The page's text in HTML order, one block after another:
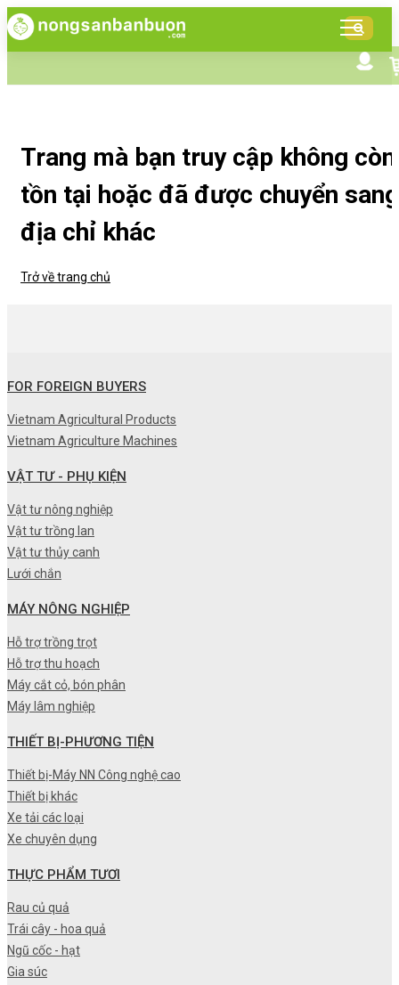
MỤC
Trang mà bạn truy cập không còn
tồn tại hoặc đã được chuyển sang
địa chỉ khác
Trở về trang chủ
FOR FOREIGN BUYERS
Vietnam Agricultural Products
Vietnam Agriculture Machines
VẬT TƯ - PHỤ KIỆN
Vật tư nông nghiệp
Vật tư trồng lan
Vật tư thủy canh
Lưới chắn
MÁY NÔNG NGHIỆP
Hỗ trợ trồng trọt
Hỗ trợ thu hoạch
Máy cắt cỏ, bón phân
Máy lâm nghiệp
THIẾT BỊ-PHƯƠNG TIỆN
Thiết bị-Máy NN Công nghệ cao
Thiết bị khác
Xe tải các loại
Xe chuyên dụng
THỰC PHẨM TƯƠI
Rau củ quả
Trái cây - hoa quả
Ngũ cốc - hạt
Gia súc